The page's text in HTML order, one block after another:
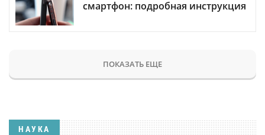
смартфон: подробная инструкция
ПОКАЗАТЬ ЕЩЕ
НАУКА